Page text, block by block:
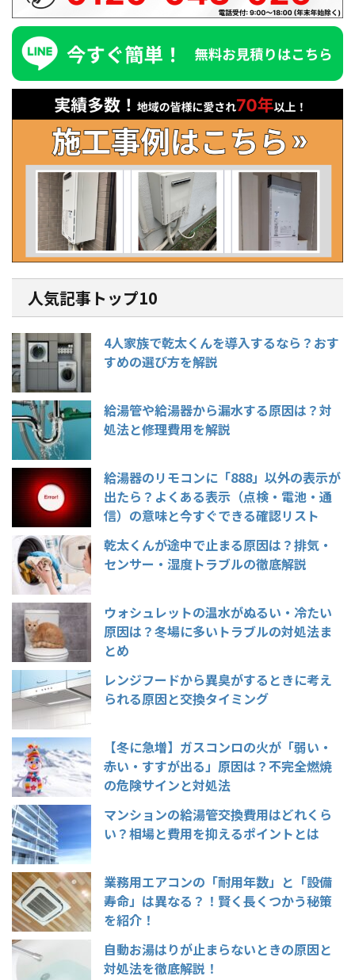
人気記事トップ10
4人家族で乾太くんを導入するなら？おす
すめの選び方を解説
給湯管や給湯器から漏水する原因は？対
処法と修理費用を解説
給湯器のリモコンに「888」以外の表示が
出たら？よくある表示（点検・電池・通
信）の意味と今すぐできる確認リスト
乾太くんが途中で止まる原因は？排気・
センサー・湿度トラブルの徹底解説
ウォシュレットの温水がぬるい・冷たい
原因は？冬場に多いトラブルの対処法ま
とめ
レンジフードから異臭がするときに考え
られる原因と交換タイミング
【冬に急増】ガスコンロの火が「弱い・
赤い・すすが出る」原因は？不完全燃焼
の危険サインと対処法
マンションの給湯管交換費用はどれくら
い？相場と費用を抑えるポイントとは
業務用エアコンの「耐用年数」と「設備
寿命」は異なる？！賢く長くつかう秘策
を紹介！
自動お湯はりが止まらないときの原因と
対処法を徹底解説！